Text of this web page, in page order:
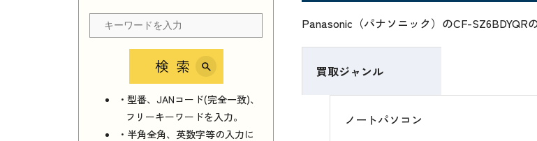
検索
・型番、JANコード(完全一致)、
フリーキーワードを入力。
・半角全角、英数字等の入力に
Panasonic（パナソニック）のCF-
買取ジャンル
ノートパソコン